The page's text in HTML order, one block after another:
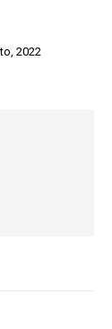
2022